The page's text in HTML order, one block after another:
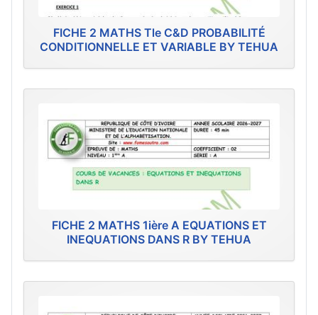
FICHE 2 MATHS Tle C&D PROBABILITÉ
CONDITIONNELLE ET VARIABLE BY TEHUA
FICHE 2 MATHS 1ière A EQUATIONS ET
INEQUATIONS DANS R BY TEHUA